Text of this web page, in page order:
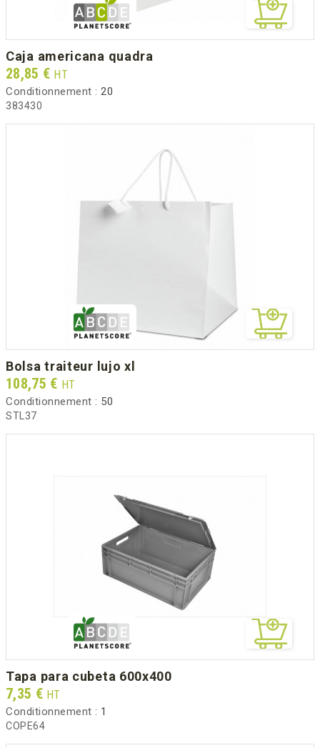
caja americana quadra
Prix
28,85 € HT
Conditionnement : 20
383430
bolsa traiteur lujo xl
Prix
108,75 € HT
Conditionnement : 50
STL37
tapa para cubeta 600x400
Prix
7,35 € HT
Conditionnement : 1
COPE64